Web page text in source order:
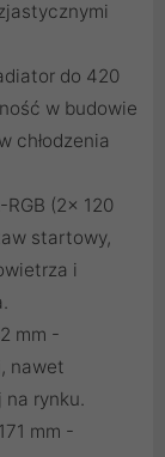
do 420
w budowie
chłodzenia
(2x 120
startowy,
i
mm -
nawet
rynku.
mm -